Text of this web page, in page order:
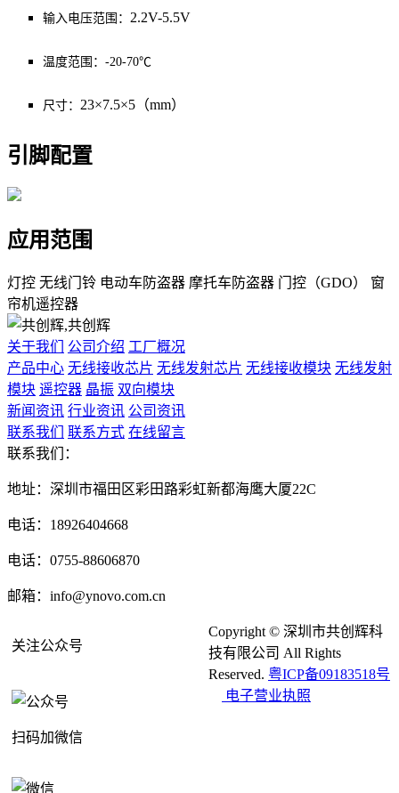
输入电压范围： 2.2V-5.5V
温度范围：-20-70℃
尺寸： 23×7.5×5（mm）
引脚配置
应用范围
灯控 无线门铃 电动车防盗器 摩托车防盗器 门控（GDO） 窗
帘机遥控器
关于我们 公司介绍 工厂概况
产品中心 无线接收芯片 无线发射芯片 无线接收模块 无线发射
模块 遥控器 晶振 双向模块
新闻资讯 行业资讯 公司资讯
联系我们
联系方式 在线留言
联系我们：
地址：深圳市福田区彩田路彩虹新都海鹰大厦22C
电话：18926404668
电话：0755-88606870
邮箱：info@ynovo.com.cn
关注公众号
扫码加微信
Copyright © 深圳市共创辉科
技有限公司 All Rights
Reserved. 粤ICP备09183518号
电子营业执照